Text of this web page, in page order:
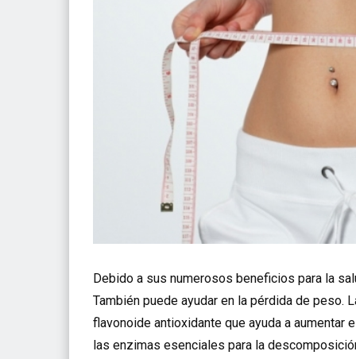
Debido a sus numerosos beneficios para la
También puede ayudar en la pérdida de peso.
flavonoide antioxidante que ayuda a aumentar
las enzimas esenciales para la